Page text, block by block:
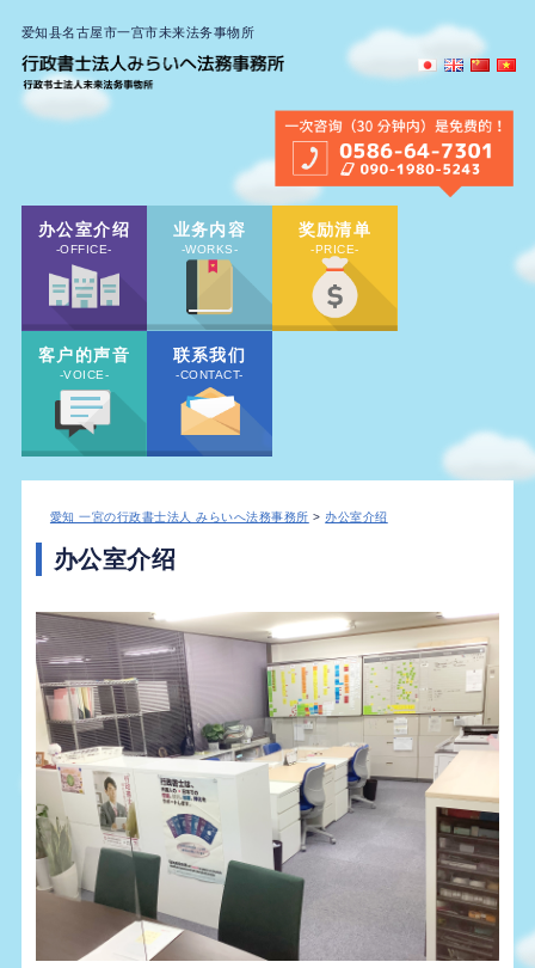
爱知县名古屋市一宫市未来法务事物所
办公室介绍
-OFFICE-
业务内容
-WORKS-
奖励清单
-PRICE-
客户的声音
-VOICE-
联系我们
-CONTACT-
愛知 一宮の行政書士法人 みらいへ法務事務所 > 办公室介绍
办公室介绍